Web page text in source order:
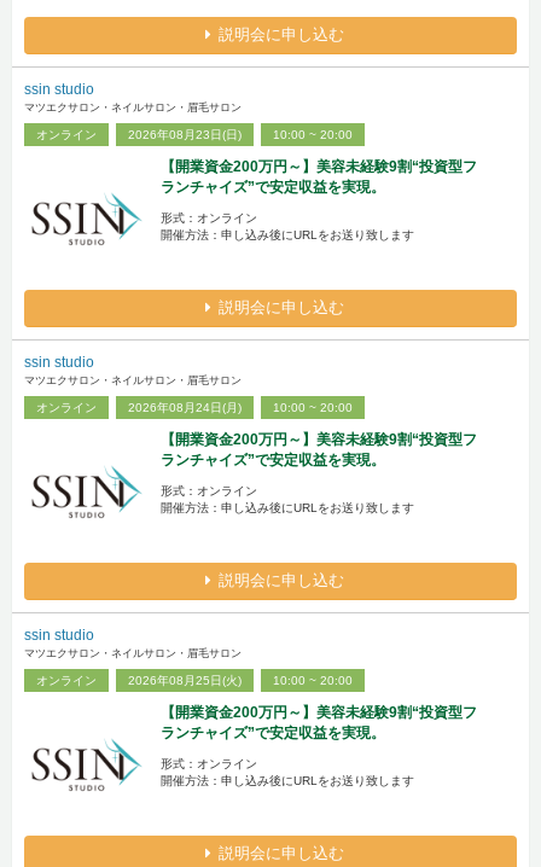
説明会に申し込む
ssin studio
マツエクサロン・ネイルサロン・眉毛サロン
オンライン 2026年08月23日(日) 10:00 ~ 20:00
【開業資金200万円～】美容未経験9割“投資型フ
ランチャイズ”で安定収益を実現。
形式：オンライン
開催方法：申し込み後にURLをお送り致します
説明会に申し込む
ssin studio
マツエクサロン・ネイルサロン・眉毛サロン
オンライン 2026年08月24日(月) 10:00 ~ 20:00
【開業資金200万円～】美容未経験9割“投資型フ
ランチャイズ”で安定収益を実現。
形式：オンライン
開催方法：申し込み後にURLをお送り致します
説明会に申し込む
ssin studio
マツエクサロン・ネイルサロン・眉毛サロン
オンライン 2026年08月25日(火) 10:00 ~ 20:00
【開業資金200万円～】美容未経験9割“投資型フ
ランチャイズ”で安定収益を実現。
形式：オンライン
開催方法：申し込み後にURLをお送り致します
説明会に申し込む